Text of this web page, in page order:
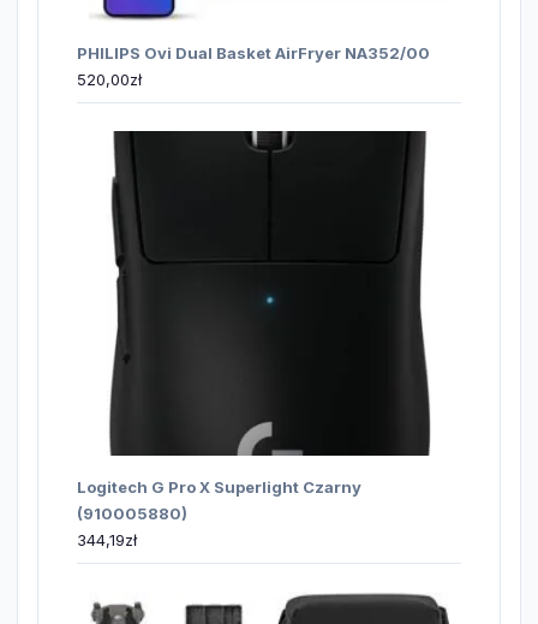
PHILIPS Ovi Dual Basket AirFryer NA352/00
520,00zł
Logitech G Pro X Superlight Czarny
(910005880)
344,19zł